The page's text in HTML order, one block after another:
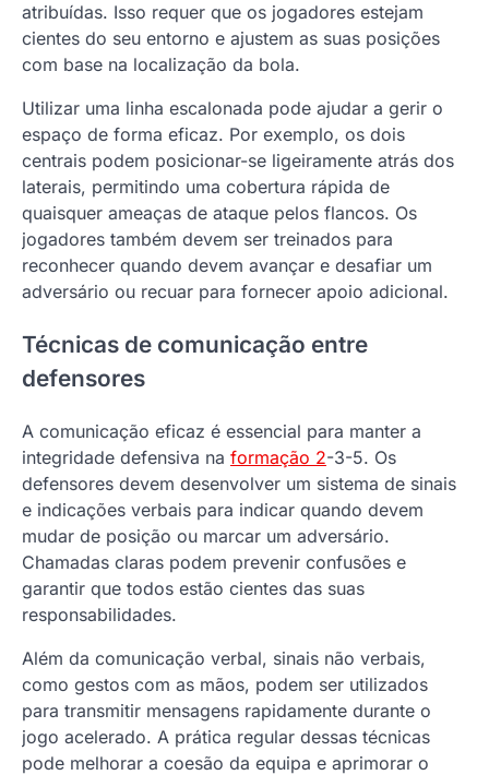
atribuídas. Isso requer que os jogadores estejam
cientes do seu entorno e ajustem as suas posições
com base na localização da bola.
Utilizar uma linha escalonada pode ajudar a gerir o
espaço de forma eficaz. Por exemplo, os dois
centrais podem posicionar-se ligeiramente atrás dos
laterais, permitindo uma cobertura rápida de
quaisquer ameaças de ataque pelos flancos. Os
jogadores também devem ser treinados para
reconhecer quando devem avançar e desafiar um
adversário ou recuar para fornecer apoio adicional.
Técnicas de comunicação entre
defensores
A comunicação eficaz é essencial para manter a
integridade defensiva na formação 2-3-5. Os
defensores devem desenvolver um sistema de sinais
e indicações verbais para indicar quando devem
mudar de posição ou marcar um adversário.
Chamadas claras podem prevenir confusões e
garantir que todos estão cientes das suas
responsabilidades.
Além da comunicação verbal, sinais não verbais,
como gestos com as mãos, podem ser utilizados
para transmitir mensagens rapidamente durante o
jogo acelerado. A prática regular dessas técnicas
pode melhorar a coesão da equipa e aprimorar o